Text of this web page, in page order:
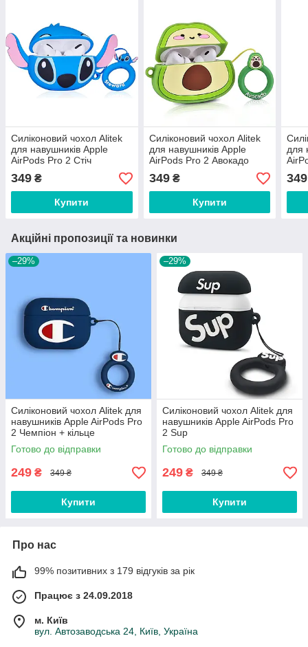
Силіконовий чохол Alitek
для навушників Apple
AirPods Pro 2 Стіч
349 ₴
Купити
Силіконовий чохол Alitek
для навушників Apple
AirPods Pro 2 Авокадо
349₴
Купити
для
349
Акційні пропозиції та новинки
–29%
Силіконовий чохол Alitek для
навушників Apple AirPods Pro
2 Чемпіон + кільце
Готово до відправки
249 ₴ 349 ₴
Купити
–29%
Силіконовий чохол Alitek для
навушників Apple AirPods Pro
2 Sup
Готово до відправки
249 ₴ 349 ₴
Купити
Про нас
99% позитивних з 179 відгуків за рік
Працює з 24.09.2018
м. Київ
вул. Автозаводська 24, Київ, Україна